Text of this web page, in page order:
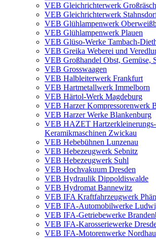
VEB Gleichrichterwerk
VEB Gleichrichterwerk
VEB Glühlampenwerk
VEB Glühlampenwerk Plauen
VEB Glüso-Werke Tambach-
VEB Greika Weberei und
VEB Großhandel Obst, Gemüse,
VEB Grosswaagen
VEB Halbleiterwerk Frankfurt
VEB Hartmetallwerk Immelborn
VEB Härtol-Werk Magdeburg
VEB Harzer Kompressorenwerk
VEB Harzer Werke Blankenburg
VEB HAZET
Keramikmaschinen Zwickau
VEB Hebebühnen Lunzenau
VEB Hebezeugwerk Sebnitz
VEB Hebezeugwerk Suhl
VEB Hochvakuum Dresden
VEB Hydraulik Dippoldiswalde
VEB Hydromat Bannewitz
VEB IFA Kraftfahrzeugwerk
VEB IFA-Automobilwerke
VEB IFA-Getriebewerke
VEB IFA-Karosseriewerke
VEB IFA-Motorenwerke